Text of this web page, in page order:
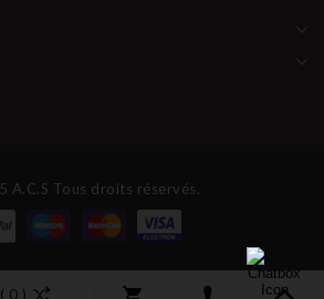
A.C.S Tous droits réservés.
( 0 )